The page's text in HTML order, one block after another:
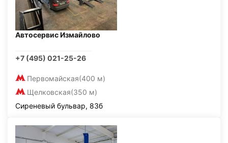
Автосервис Измайлово
+7 (495) 021-25-26
Первомайская(400 м)
Щелковская(350 м)
Сиреневый бульвар, 83б